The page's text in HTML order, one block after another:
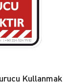
Kullanmak